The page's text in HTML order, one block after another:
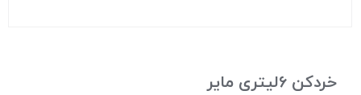
خردکن 6لیتری مایر